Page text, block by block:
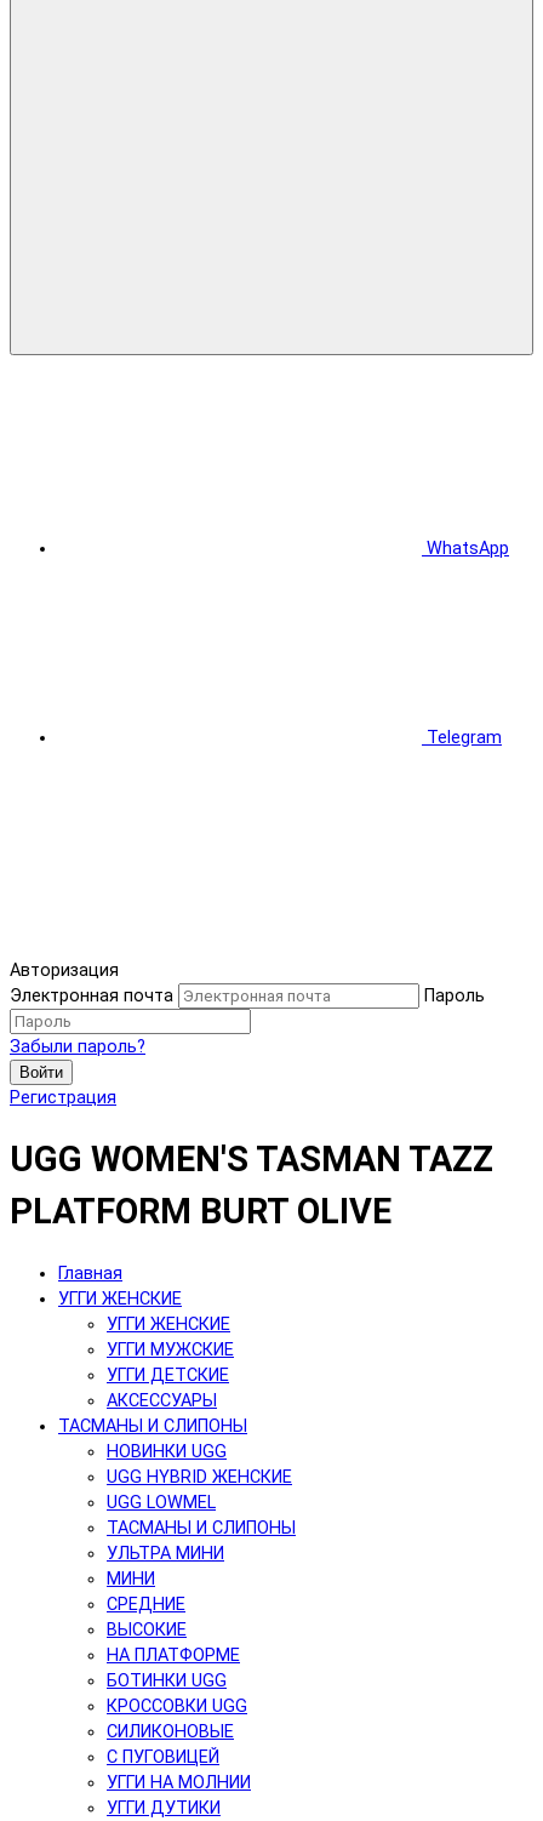
WhatsApp
Telegram
Авторизация
Электронная почта
Пароль
Забыли пароль?
Войти
Регистрация
UGG WOMEN'S TASMAN TAZZ
PLATFORM BURT OLIVE
Главная
УГГИ ЖЕНСКИЕ
УГГИ ЖЕНСКИЕ
УГГИ МУЖСКИЕ
УГГИ ДЕТСКИЕ
АКСЕССУАРЫ
ТАСМАНЫ И СЛИПОНЫ
НОВИНКИ UGG
UGG HYBRID ЖЕНСКИЕ
UGG LOWMEL
ТАСМАНЫ И СЛИПОНЫ
УЛЬТРА МИНИ
МИНИ
СРЕДНИЕ
ВЫСОКИЕ
НА ПЛАТФОРМЕ
БОТИНКИ UGG
КРОССОВКИ UGG
СИЛИКОНОВЫЕ
С ПУГОВИЦЕЙ
УГГИ НА МОЛНИИ
УГГИ ДУТИКИ